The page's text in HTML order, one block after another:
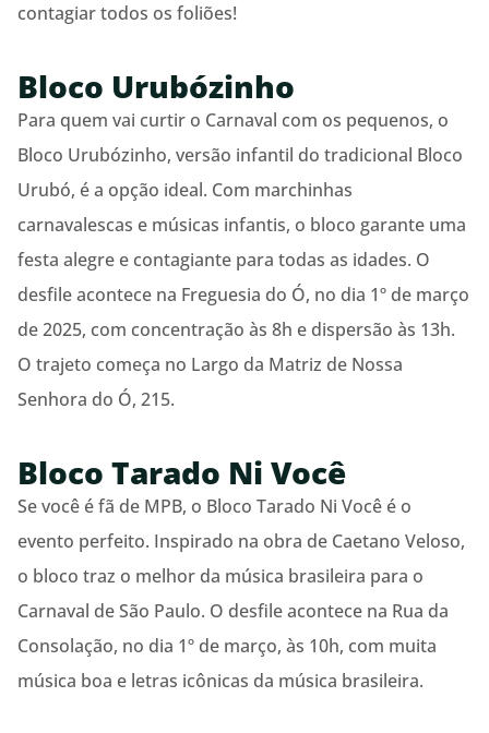
contagiar todos os foliões!
Bloco Urubózinho
Para quem vai curtir o Carnaval com os pequenos, o
Bloco Urubózinho, versão infantil do tradicional Bloco
Urubó, é a opção ideal. Com marchinhas
carnavalescas e músicas infantis, o bloco garante uma
festa alegre e contagiante para todas as idades. O
desfile acontece na Freguesia do Ó, no dia 1º de março
de 2025, com concentração às 8h e dispersão às 13h.
O trajeto começa no Largo da Matriz de Nossa
Senhora do Ó, 215.
Bloco Tarado Ni Você
Se você é fã de MPB, o Bloco Tarado Ni Você é o
evento perfeito. Inspirado na obra de Caetano Veloso,
o bloco traz o melhor da música brasileira para o
Carnaval de São Paulo. O desfile acontece na Rua da
Consolação, no dia 1º de março, às 10h, com muita
música boa e letras icônicas da música brasileira.